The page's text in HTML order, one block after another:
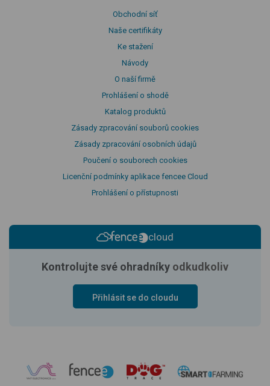
Obchodní síť
Naše certifikáty
Ke stažení
Návody
O naší firmě
Prohlášení o shodě
Katalog produktů
Zásady zpracování souborů cookies
Zásady zpracování osobních údajů
Poučení o souborech cookies
Licenční podmínky aplikace fencee Cloud
Prohlášení o přístupnosti
cloud
Kontrolujte své ohradníky odkudkoliv
Přihlásit se do cloudu